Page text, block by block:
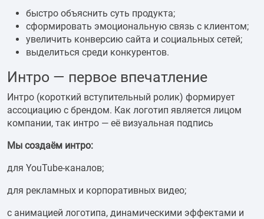
быстро объяснить суть продукта;
сформировать эмоциональную связь с клиентом;
увеличить конверсию сайта и социальных сетей;
выделиться среди конкурентов.
Интро — первое впечатление
Интро (короткий вступительный ролик) формирует
ассоциацию с брендом. Как логотип является лицом
компании, так интро — её визуальная подпись
Мы создаём интро:
для YouTube-каналов;
для рекламных и корпоративных видео;
с анимацией логотипа, динамическими эффектами и